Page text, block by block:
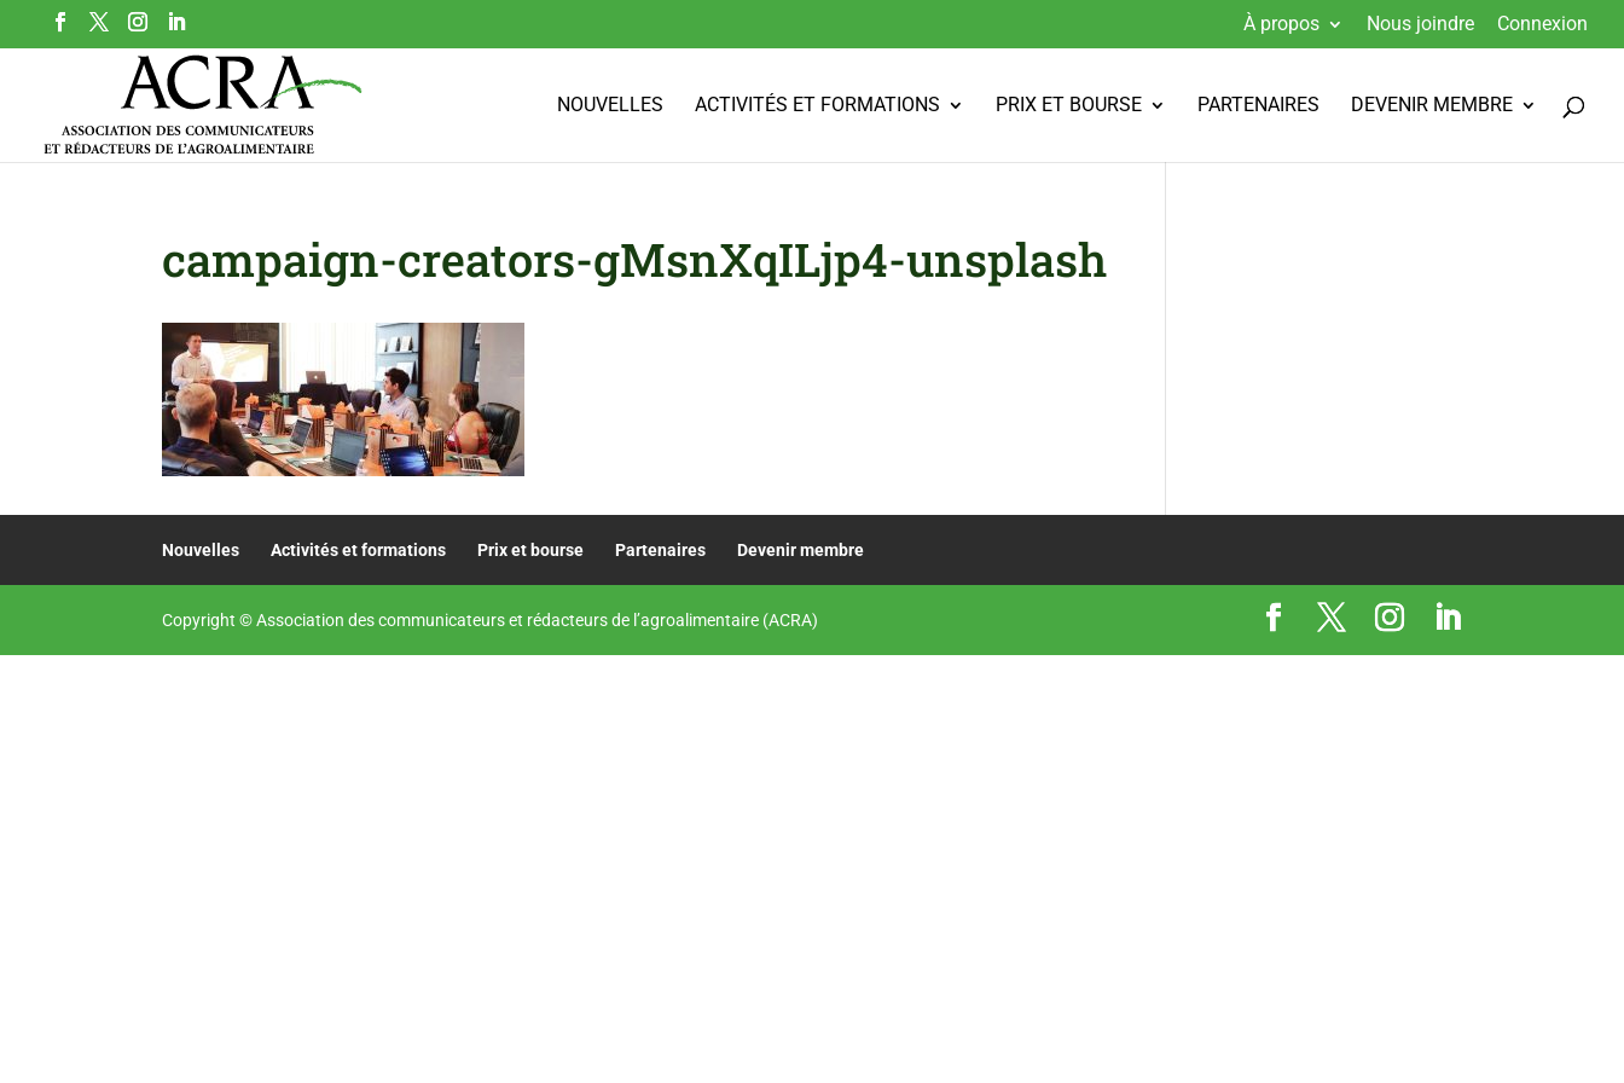
À propos Nous joindre Connexion
NOUVELLES ACTIVITÉS ET FORMATIONS PRIX ET BOURSE PARTENAIRES DEVENIR MEMBRE
campaign-creators-gMsnXqILjp4-unsplash
Nouvelles Activités et formations Prix et bourse Partenaires Devenir membre
Copyright © Association des communicateurs et rédacteurs de l’agroalimentaire (ACRA)